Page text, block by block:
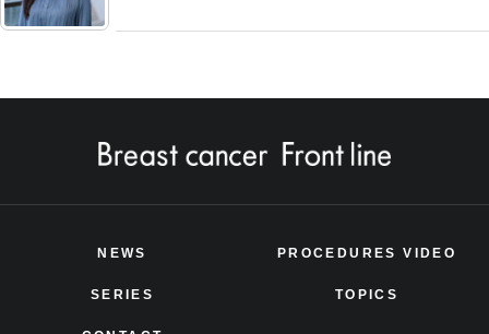
NEWS PROCEDURES VIDEO
SERIES TOPICS